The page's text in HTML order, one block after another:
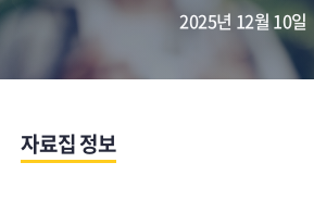
2025년 12월 10일
자료집 정보